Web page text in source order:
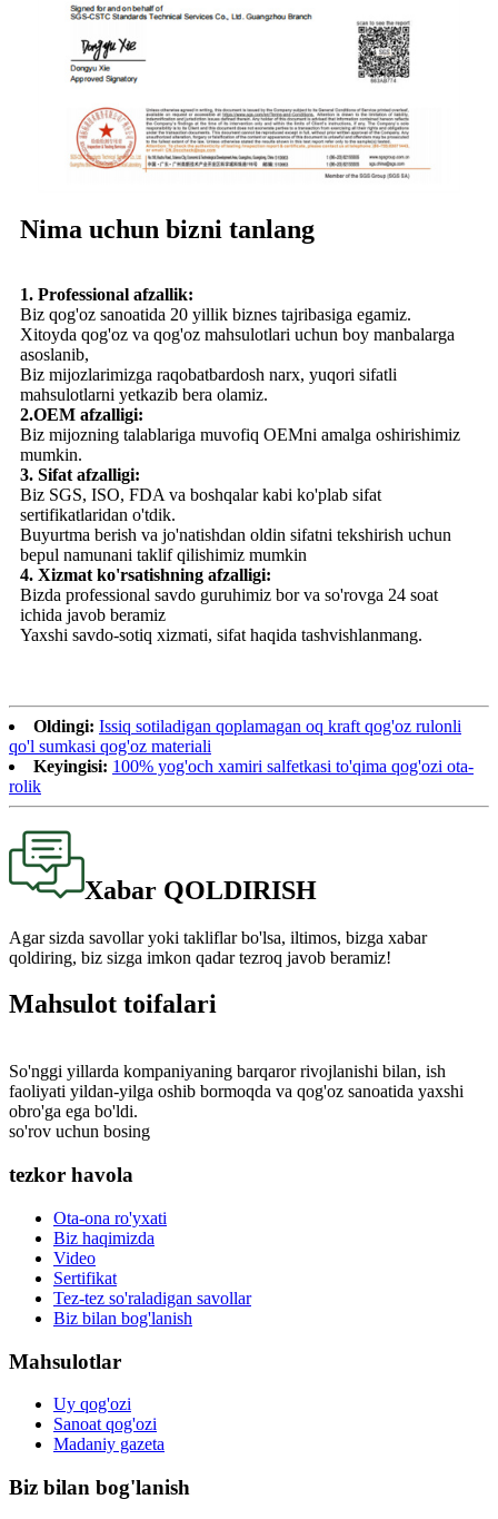
Nima uchun bizni tanlang
1. Professional afzallik:
Biz qog'oz sanoatida 20 yillik biznes tajribasiga egamiz.
Xitoyda qog'oz va qog'oz mahsulotlari uchun boy manbalarga
asoslanib,
Biz mijozlarimizga raqobatbardosh narx, yuqori sifatli
mahsulotlarni yetkazib bera olamiz.
2.OEM afzalligi:
Biz mijozning talablariga muvofiq OEMni amalga oshirishimiz
mumkin.
3. Sifat afzalligi:
Biz SGS, ISO, FDA va boshqalar kabi ko'plab sifat
sertifikatlaridan o'tdik.
Buyurtma berish va jo'natishdan oldin sifatni tekshirish uchun
bepul namunani taklif qilishimiz mumkin
4. Xizmat ko'rsatishning afzalligi:
Bizda professional savdo guruhimiz bor va so'rovga 24 soat
ichida javob beramiz
Yaxshi savdo-sotiq xizmati, sifat haqida tashvishlanmang.
Oldingi: Issiq sotiladigan qoplamagan oq kraft qog'oz rulonli
qo'l sumkasi qog'oz materiali
Keyingisi: 100% yog'och xamiri salfetkasi to'qima qog'ozi ota-
rolik
Xabar QOLDIRISH
Agar sizda savollar yoki takliflar bo'lsa, iltimos, bizga xabar
qoldiring, biz sizga imkon qadar tezroq javob beramiz!
Mahsulot toifalari
So'nggi yillarda kompaniyaning barqaror rivojlanishi bilan, ish
faoliyati yildan-yilga oshib bormoqda va qog'oz sanoatida yaxshi
obro'ga ega bo'ldi.
so'rov uchun bosing
tezkor havola
Ota-ona ro'yxati
Biz haqimizda
Video
Sertifikat
Tez-tez so'raladigan savollar
Biz bilan bog'lanish
Mahsulotlar
Uy qog'ozi
Sanoat qog'ozi
Madaniy gazeta
Biz bilan bog'lanish